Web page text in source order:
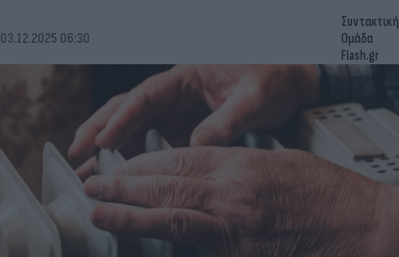
03.12.2025 06:30
Συντακτική
Ομάδα
Flash.gr